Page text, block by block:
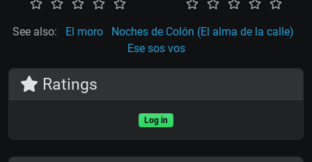
See also: El moro
Noches de Colón (El alma de la calle)
Ese sos vos
Ratings
Log in